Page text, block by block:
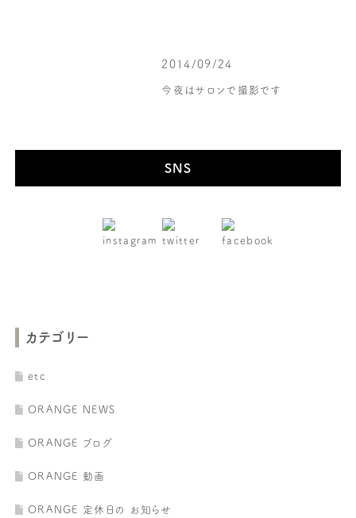
2014/09/24
今夜はサロンで撮影です
SNS
カテゴリー
etc
ORANGE NEWS
ORANGE ブログ
ORANGE 動画
ORANGE 定休日の お知らせ